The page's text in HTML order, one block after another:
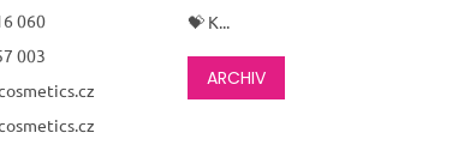
060
003
💝 K...
ARCHIV